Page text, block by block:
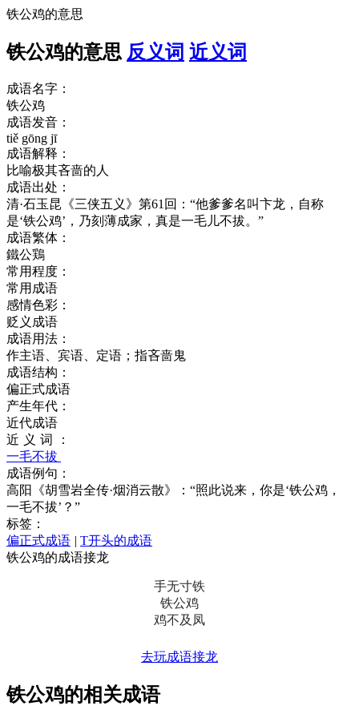
铁公鸡的意思
铁公鸡的意思 反义词 近义词
成语名字：
铁公鸡
成语发音：
tiě gōng jī
成语解释：
比喻极其吝啬的人
成语出处：
清·石玉昆《三侠五义》第61回：“他爹爹名叫卞龙，自称
是‘铁公鸡’，乃刻薄成家，真是一毛儿不拔。”
成语繁体：
鐵公鶏
常用程度：
常用成语
感情色彩：
贬义成语
成语用法：
作主语、宾语、定语；指吝啬鬼
成语结构：
偏正式成语
产生年代：
近代成语
近义词：
一毛不拔
成语例句：
高阳《胡雪岩全传·烟消云散》：“照此说来，你是‘铁公鸡，
一毛不拔’？”
标签：
偏正式成语 | T开头的成语
铁公鸡的成语接龙
手无寸铁
铁公鸡
鸡不及凤
去玩成语接龙
铁公鸡的相关成语